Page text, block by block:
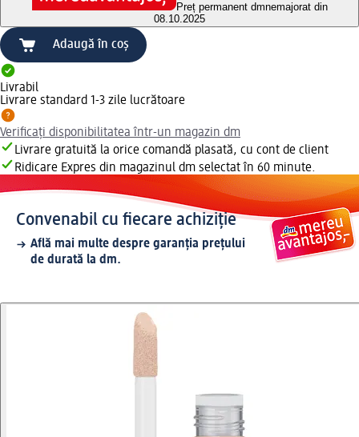
Preț permanent dmnemajorat din
08.10.2025
Adaugă în coș
Livrabil
Livrare standard 1-3 zile lucrătoare
Verificați disponibilitatea într-un magazin dm
Livrare gratuită la orice comandă plasată, cu cont de client
Ridicare Expres din magazinul dm selectat în 60 minute.
Convenabil cu fiecare achiziție
Află mai multe despre garanția prețului
de durată la dm.